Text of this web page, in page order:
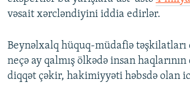
vəsait xərcləndiyini iddia edirlər.
Beynəlxalq hüquq-müdafiə
neçə ay qalmış ölkədə insan
diqqət çəkir, hakimiyyəti həbsdə olan